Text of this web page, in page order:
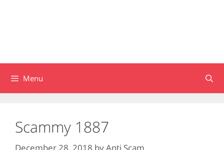
Menu
Scammy 1887
December 28, 2018 byAnti Scam